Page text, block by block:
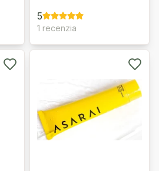
5
1 recenzia